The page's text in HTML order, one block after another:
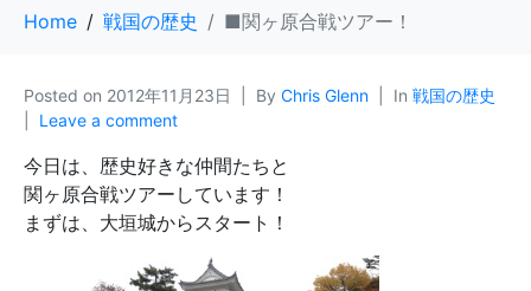
Home 戦国の歴史 ■関ヶ原合戦ツアー！
Posted on 2012年11月23日 By Chris Glenn In 戦国の歴史
Leave a comment
今日は、歴史好きな仲間たちと
関ヶ原合戦ツアーしています！
まずは、大垣城からスタート！